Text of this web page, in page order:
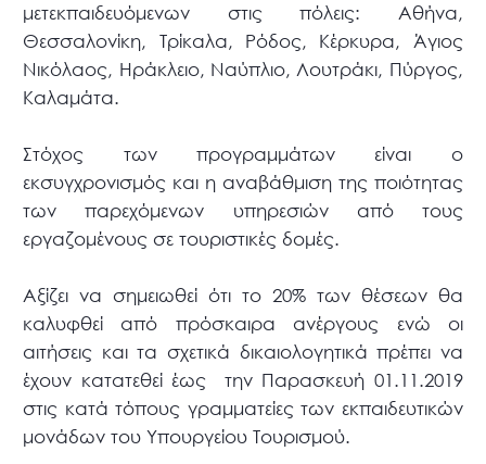
μετεκπαιδευόμενων στις πόλεις: Αθήνα,
Θεσσαλονίκη, Τρίκαλα, Ρόδος, Κέρκυρα, Άγιος
Νικόλαος, Ηράκλειο, Ναύπλιο, Λουτράκι, Πύργος,
Καλαμάτα.
Στόχος των προγραμμάτων είναι ο
εκσυγχρονισμός και η αναβάθμιση της ποιότητας
των παρεχόμενων υπηρεσιών από τους
εργαζομένους σε τουριστικές δομές.
Αξίζει να σημειωθεί ότι το 20% των θέσεων θα
καλυφθεί από πρόσκαιρα ανέργους ενώ οι
αιτήσεις και τα σχετικά δικαιολογητικά πρέπει να
έχουν κατατεθεί έως την Παρασκευή 01.11.2019
στις κατά τόπους γραμματείες των εκπαιδευτικών
μονάδων του Υπουργείου Τουρισμού.